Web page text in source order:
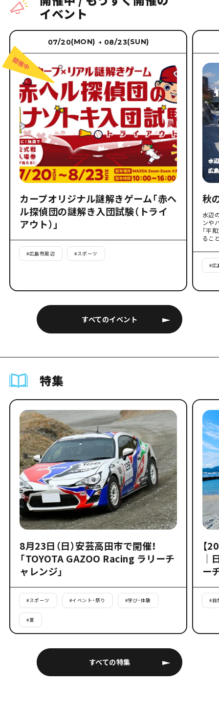
イベント
すべてのイベント
07/20(MON) → 08/23(SUN)
カープオリジナル謎解きゲーム「赤ヘ
ル探偵団の謎解き入団試験（トライ
アウト）」
#広島市周辺 #スポーツ
秋
水辺
ンや
「平
るこ
#広
特集
すべての特集
8月23日（日）安芸高田市で開催！
「TOYOTA GAZOO Racing ラリーチ
ャレンジ」
#スポーツ #イベント・祭り #学び・体験
#夏
【
｜
ー
#自